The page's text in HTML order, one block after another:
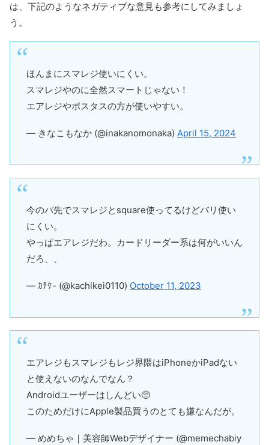
は、下記のようなネガティブな意見も参考にしてみましょ
う。
ほんまにスマレジ使いにくい。
スマレジやのに全然スマートじゃない！
エアレジやポスタスの方が使いやすい。
— きなこもなか (@inakanomonaka) April 15, 2024
今のバ先でスマレジとsquare使ってるけどバリ使い
にくい。
やっぱエアレジだわ。カードリーダー系は何がいいん
だろ、、
— ｶﾁｹ- (@kachikei0110) October 11, 2023
エアレジもスマレジもレジ界隈はiPhoneかiPadない
と使えないのなんでなん？
Androidユーザーはしんどい🥺
このためだけにApple製品買うのとても嫌なんだが。
— めめちゃ｜美容師Webデザイナー (@memechabiy